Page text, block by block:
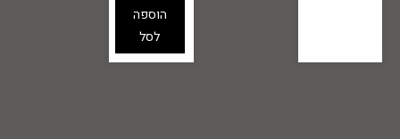
הוספה
לסל